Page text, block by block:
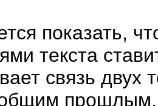
показать,
текста
связь двух
прошлым.